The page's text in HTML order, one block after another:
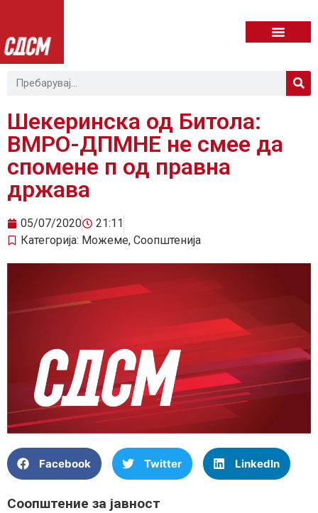
Шекеринска од Битола:
ВМРО-ДПМНЕ не смее да
спомене п од правна
држава
05/07/2020
21:11
Категорија: Можеме, Соопштенија
Facebook Twitter LinkedIn
Соопштение за јавност